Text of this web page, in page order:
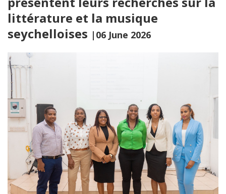
littérature et la musique
seychelloises |06 June 2026